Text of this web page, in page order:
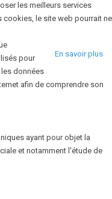
les meilleurs services
le site web pourrait ne
En savoir plus
pour
les données
afin de comprendre son
ayant pour objet la
et notamment l'étude de